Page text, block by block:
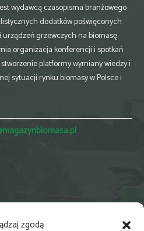
zgodą
wydawcą czasopisma branżowego
dodatków poświęconych
grzewczych na biomasę.
organizacja konferencji i spotkań
platformy wymiany wiedzy i
sytuacji rynku biomasy w Polsce i